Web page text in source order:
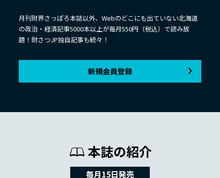
月刊財界さっぽろ本誌以外、Webのどこにも出ていない北海道
の政治・経済記事5000本以上が毎月550円（税込）で読み放
題！財さつJP独自記事も続々！
新規会員登録
本誌の紹介
毎月15日発売